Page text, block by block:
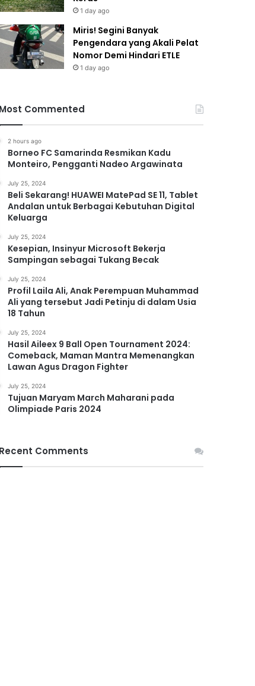
1 day ago
Miris! Segini Banyak
Pengendara yang Akali Pelat
Nomor Demi Hindari ETLE
1 day ago
Most Commented
2 hours ago
Borneo FC Samarinda Resmikan Kadu
Monteiro, Pengganti Nadeo Argawinata
July 25, 2024
Beli Sekarang! HUAWEI MatePad SE 11, Tablet
Andalan untuk Berbagai Kebutuhan Digital
Keluarga
July 25, 2024
Kesepian, Insinyur Microsoft Bekerja
Sampingan sebagai Tukang Becak
July 25, 2024
Profil Laila Ali, Anak Perempuan Muhammad
Ali yang tersebut Jadi Petinju di dalam Usia
18 Tahun
July 25, 2024
Hasil Aileex 9 Ball Open Tournament 2024:
Comeback, Maman Mantra Memenangkan
Lawan Agus Dragon Fighter
July 25, 2024
Tujuan Maryam March Maharani pada
Olimpiade Paris 2024
Recent Comments